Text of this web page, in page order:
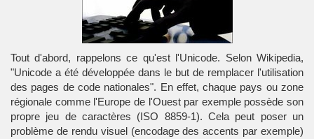
Tout d'abord, rappelons ce qu'est l'Unicode. Selon Wikipedia,
"Unicode a été développée dans le but de remplacer l'utilisation
des pages de code nationales". En effet, chaque pays ou zone
régionale comme l'Europe de l'Ouest par exemple possède son
propre jeu de caractères (ISO 8859-1). Cela peut poser un
problème de rendu visuel (encodage des accents par exemple)